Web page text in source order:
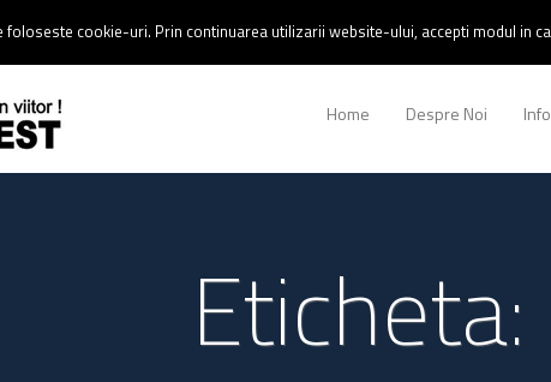
contact@estinvest.ro
Home Despre Noi
Eticheta:
foloseste cookie-uri. Prin continuarea utilizarii website-ului, accepti modul in